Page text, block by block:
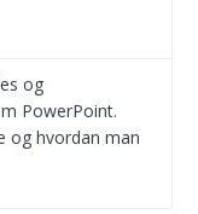
og
PowerPoint.
og hvordan man